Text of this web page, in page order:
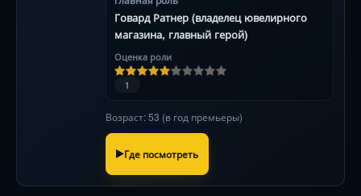
Говард Ратнер (владелец ювелирного
магазина, главный герой)
Оценка роли
1
Возраст: 53 (в год премьеры)
Где посмотреть